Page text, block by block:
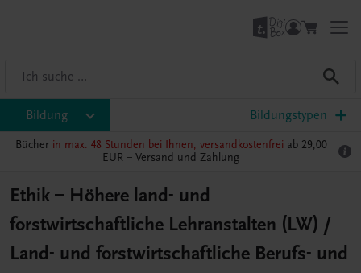
Bildung Bildungstypen
Bücher in max. 48 Stunden bei Ihnen, versandkostenfrei ab 29,00
EUR – Versand und Zahlung
Ethik – Höhere land- und
forstwirtschaftliche Lehranstalten (LW) /
Land- und forstwirtschaftliche Berufs- und